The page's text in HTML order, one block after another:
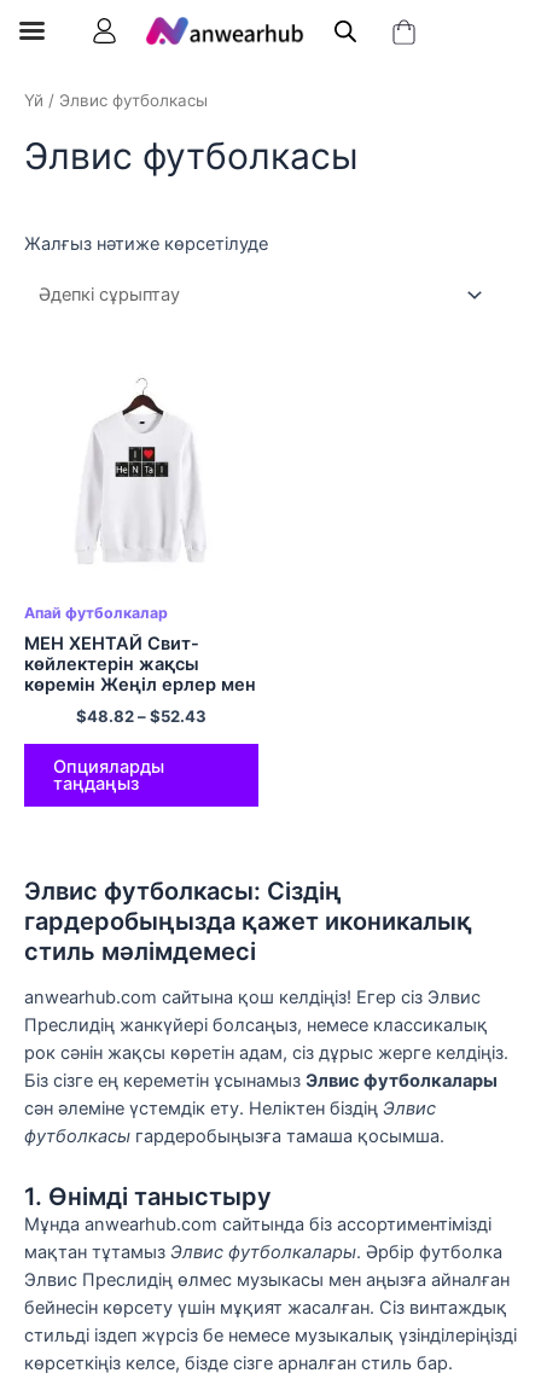
Үй / Элвис футболкасы
Элвис футболкасы
Жалғыз нәтиже көрсетілуде
Апай футболкалар
МЕН ХЕНТАЙ Свит-
көйлектерін жақсы
көремін Жеңіл ерлер мен
әйелдерге арналған
футболкалар Түрлі түсті
$48.82–$52.43
Опцияларды
таңдаңыз
Элвис футболкасы: Сіздің
гардеробыңызда қажет иконикалық
стиль мәлімдемесі
anwearhub.com сайтына қош келдіңіз! Егер сіз Элвис
Преслидің жанкүйері болсаңыз, немесе классикалық
рок сәнін жақсы көретін адам, сіз дұрыс жерге келдіңіз.
Біз сізге ең кереметін ұсынамыз Элвис футболкалары
сән әлеміне үстемдік ету. Неліктен біздің Элвис
футболкасы гардеробыңызға тамаша қосымша.
1. Өнімді таныстыру
Мұнда anwearhub.com сайтында біз ассортиментімізді
мақтан тұтамыз Элвис футболкалары. Әрбір футболка
Элвис Преслидің өлмес музыкасы мен аңызға айналған
бейнесін көрсету үшін мұқият жасалған. Сіз винтаждық
стильді іздеп жүрсіз бе немесе музыкалық үзінділеріңізді
көрсеткіңіз келсе, бізде сізге арналған стиль бар.